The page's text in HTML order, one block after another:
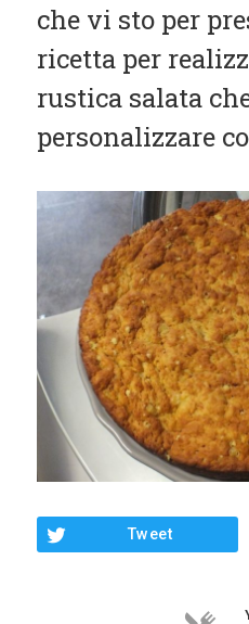
Light
Panini
Vegetariane
Varie
che vi sto per
ricetta per
rustica salata
personalizzare
Tweet